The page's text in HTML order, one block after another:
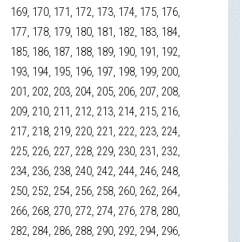
169, 170, 171, 172, 173, 174, 175, 176,
177, 178, 179, 180, 181, 182, 183, 184,
185, 186, 187, 188, 189, 190, 191, 192,
193, 194, 195, 196, 197, 198, 199, 200,
201, 202, 203, 204, 205, 206, 207, 208,
209, 210, 211, 212, 213, 214, 215, 216,
217, 218, 219, 220, 221, 222, 223, 224,
225, 226, 227, 228, 229, 230, 231, 232,
234, 236, 238, 240, 242, 244, 246, 248,
250, 252, 254, 256, 258, 260, 262, 264,
266, 268, 270, 272, 274, 276, 278, 280,
282, 284, 286, 288, 290, 292, 294, 296,